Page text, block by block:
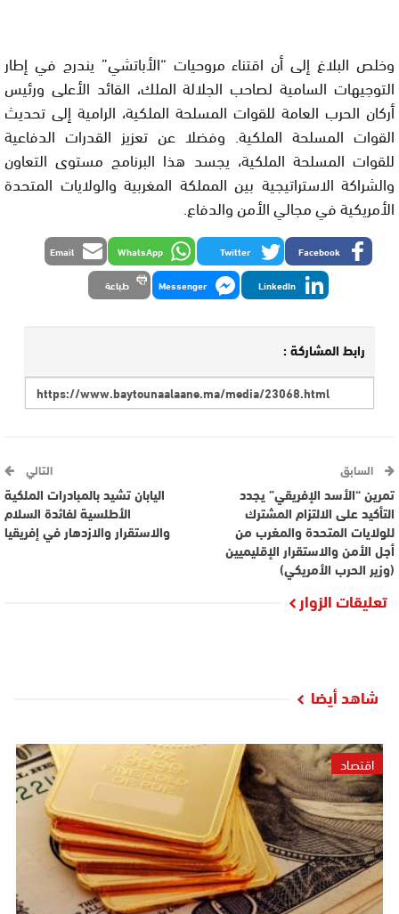
وخلص البلاغ إلى أن اقتناء مروحيات “الأباتشي” يندرج في إطار
التوجيهات السامية لصاحب الجلالة الملك، القائد الأعلى ورئيس
أركان الحرب العامة للقوات المسلحة الملكية، الرامية إلى تحديث
القوات المسلحة الملكية. وفضلا عن تعزيز القدرات الدفاعية
للقوات المسلحة الملكية، يجسد هذا البرنامج مستوى التعاون
والشراكة الاستراتيجية بين المملكة المغربية والولايات المتحدة
الأمريكية في مجالي الأمن والدفاع.
Facebook
Twitter
WhatsApp
Email
LinkedIn
Messenger طباعة
رابط المشاركة :
السابق
تمرين “الأسد الإفريقي” يجدد
التأكيد على الالتزام المشترك
للولايات المتحدة والمغرب من
أجل الأمن والاستقرار الإقليميين
(وزير الحرب الأمريكي)
التالي
اليابان تشيد بالمبادرات الملكية
الأطلسية لفائدة السلام
والاستقرار والازدهار في إفريقيا
تعليقات الزوار
شاهد أيضا
اقتصاد